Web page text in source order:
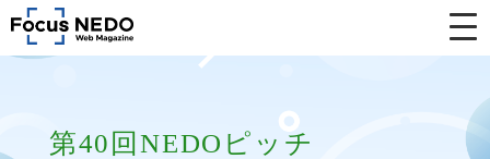
第40回NEDOピッチ